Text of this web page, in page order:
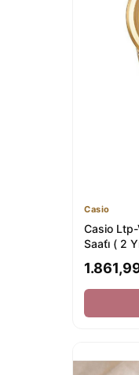
Casio
Casio
Saati̇ ( 2